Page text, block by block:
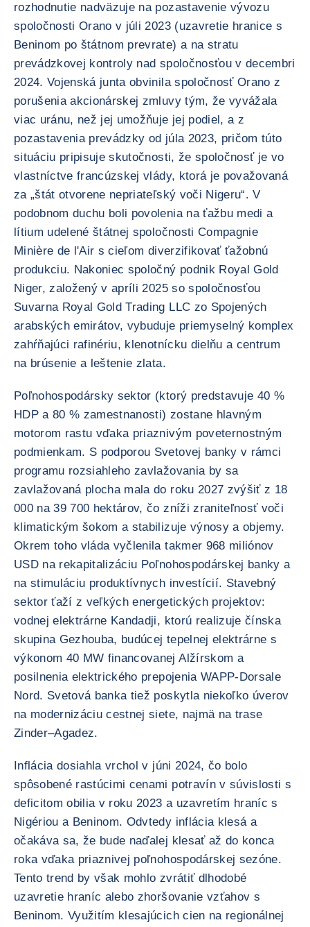
rozhodnutie nadväzuje na pozastavenie vývozu
spoločnosti Orano v júli 2023 (uzavretie hranice s
Beninom po štátnom prevrate) a na stratu
prevádzkovej kontroly nad spoločnosťou v decembri
2024. Vojenská junta obvinila spoločnosť Orano z
porušenia akcionárskej zmluvy tým, že vyvážala
viac uránu, než jej umožňuje jej podiel, a z
pozastavenia prevádzky od júla 2023, pričom túto
situáciu pripisuje skutočnosti, že spoločnosť je vo
vlastníctve francúzskej vlády, ktorá je považovaná
za „štát otvorene nepriateľský voči Nigeru“. V
podobnom duchu boli povolenia na ťažbu medi a
lítium udelené štátnej spoločnosti Compagnie
Minière de l'Air s cieľom diverzifikovať ťažobnú
produkciu. Nakoniec spoločný podnik Royal Gold
Niger, založený v apríli 2025 so spoločnosťou
Suvarna Royal Gold Trading LLC zo Spojených
arabských emirátov, vybuduje priemyselný komplex
zahŕňajúci rafinériu, klenotnícku dielňu a centrum
na brúsenie a leštenie zlata.
Poľnohospodársky sektor (ktorý predstavuje 40 %
HDP a 80 % zamestnanosti) zostane hlavným
motorom rastu vďaka priaznivým poveternostným
podmienkam. S podporou Svetovej banky v rámci
programu rozsiahleho zavlažovania by sa
zavlažovaná plocha mala do roku 2027 zvýšiť z 18
000 na 39 700 hektárov, čo zníži zraniteľnosť voči
klimatickým šokom a stabilizuje výnosy a objemy.
Okrem toho vláda vyčlenila takmer 968 miliónov
USD na rekapitalizáciu Poľnohospodárskej banky a
na stimuláciu produktívnych investícií. Stavebný
sektor ťaží z veľkých energetických projektov:
vodnej elektrárne Kandadji, ktorú realizuje čínska
skupina Gezhouba, budúcej tepelnej elektrárne s
výkonom 40 MW financovanej Alžírskom a
posilnenia elektrického prepojenia WAPP-Dorsale
Nord. Svetová banka tiež poskytla niekoľko úverov
na modernizáciu cestnej siete, najmä na trase
Zinder–Agadez.
Inflácia dosiahla vrchol v júni 2024, čo bolo
spôsobené rastúcimi cenami potravín v súvislosti s
deficitom obilia v roku 2023 a uzavretím hraníc s
Nigériou a Beninom. Odvtedy inflácia klesá a
očakáva sa, že bude naďalej klesať až do konca
roka vďaka priaznivej poľnohospodárskej sezóne.
Tento trend by však mohlo zvrátiť dlhodobé
uzavretie hraníc alebo zhoršovanie vzťahov s
Beninom. Využitím klesajúcich cien na regionálnej